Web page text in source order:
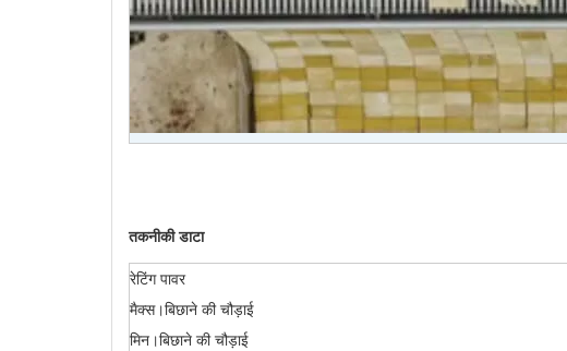
तकनीकी डाटा
रेटिंग पावर
मैक्स।बिछाने की चौड़ाई
मिन।बिछाने की चौड़ाई